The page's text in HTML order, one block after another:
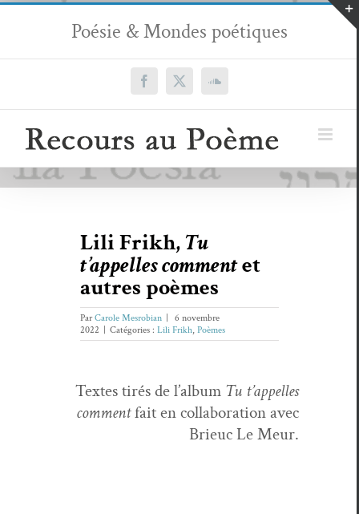
Passer
contenu
Poésie & Mondes poétiques
Facebook
X SoundCloud
Lili Frikh,Tu
t’appelles commentet
autres poèmes
ParCarole Mesrobian
6 novembre
2022
Catégories : Lili Frikh, Poèmes
Textes tirés de l’album Tu t’ap­pelles
com­mentfait en col­lab­o­ra­tion avec
Brieuc Le Meur.